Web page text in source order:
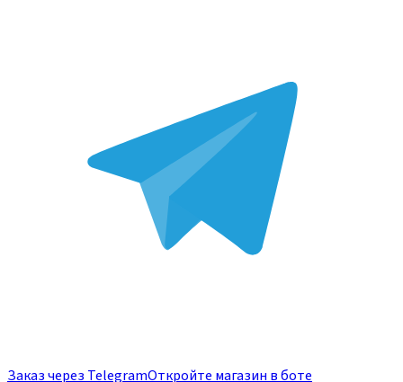
Заказ через TelegramОткройте магазин в боте